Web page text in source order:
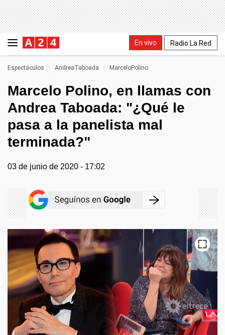
En vivo Radio La Red
Espectáculos AndreaTaboada MarceloPolino
Marcelo Polino, en llamas con
Andrea Taboada: "¿Qué le
pasa a la panelista mal
terminada?"
03 de junio de 2020 - 17:02